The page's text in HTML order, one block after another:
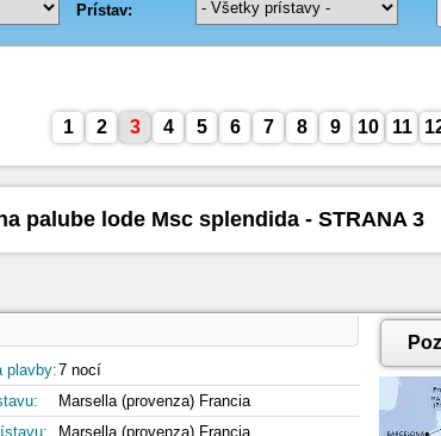
11
10
9
8
7
6
5
4
3
2
1
palube lode Msc splendida - STRANA 3
plavby:7 nocí
Marsella (provenza) Francia
Marsella (provenza) Francia